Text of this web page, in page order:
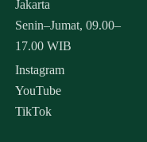
Jakarta
Senin–Jumat, 09.00–
17.00 WIB
Instagram
YouTube
TikTok